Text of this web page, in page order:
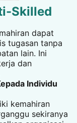
Skilled
dapat
tugasan tanpa
lain. Ini
dan
Individu
kemahiran
sekiranya